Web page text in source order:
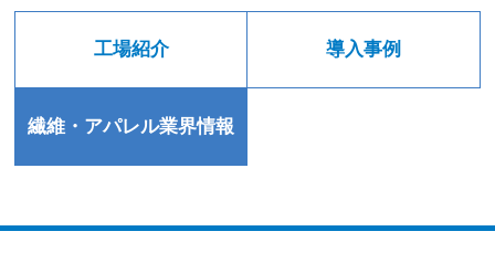
工場紹介 導入事例
繊維・アパレル業界情報